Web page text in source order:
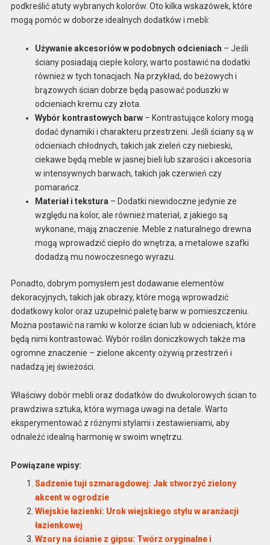
podkreślić atuty wybranych kolorów. Oto kilka wskazówek, które
mogą pomóc w doborze idealnych dodatków i mebli:
Używanie akcesoriów w podobnych odcieniach – Jeśli
ściany posiadają ciepłe kolory, warto postawić na dodatki
również w tych tonacjach. Na przykład, do beżowych i
brązowych ścian dobrze będą pasować poduszki w
odcieniach kremu czy złota.
Wybór kontrastowych barw– Kontrastujące kolory mogą
dodać dynamiki i charakteru przestrzeni. Jeśli ściany są w
odcieniach chłodnych, takich jak zieleń czy niebieski,
ciekawe będą meble w jasnej bieli lub szarości i akcesoria
w intensywnych barwach, takich jak czerwień czy
pomarańcz.
Materiał i tekstura – Dodatki niewidoczne jedynie ze
względu na kolor, ale również materiał, z jakiego są
wykonane, mają znaczenie. Meble z naturalnego drewna
mogą wprowadzić ciepło do wnętrza, a metalowe szafki
dodadzą mu nowoczesnego wyrazu.
Ponadto, dobrym pomysłem jest dodawanie elementów
dekoracyjnych, takich jak obrazy, które mogą wprowadzić
dodatkowy kolor oraz uzupełnić paletę barw w pomieszczeniu.
Można postawić na ramki w kolorze ścian lub w odcieniach, które
będą nimi kontrastować. Wybór roślin doniczkowych także ma
ogromne znaczenie – zielone akcenty ożywią przestrzeń i
nadadzą jej świeżości.
Właściwy dobór mebli oraz dodatków do dwukolorowych ścian to
prawdziwa sztuka, która wymaga uwagi na detale. Warto
eksperymentować z różnymi stylami i zestawieniami, aby
odnaleźć idealną harmonię w swoim wnętrzu.
Powiązane wpisy:
Sadzenie tuji szmaragdowej: Jak stworzyć zielony
akcent w ogrodzie
Wiejskie łazienki: Urok wiejskiego stylu w aranżacji
łazienkowej
Wzory na ścianie z gipsu: Twórz oryginalne i